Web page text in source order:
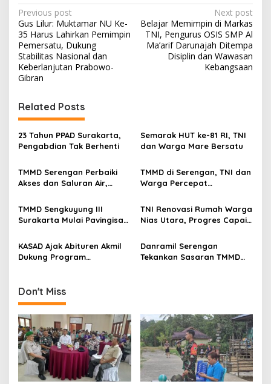
P
o
s
t
n
a
v
i
g
a
t
i
o
Previous post
Gus Lilur: Muktamar NU Ke-
35 Harus Lahirkan Pemimpin
Pemersatu, Dukung
Stabilitas Nasional dan
Keberlanjutan Prabowo-
Gibran
Next post
Belajar Memimpin di Markas
TNI, Pengurus OSIS SMP Al
Ma’arif Darunajah Ditempa
Disiplin dan Wawasan
Kebangsaan
Related Posts
23 Tahun PPAD Surakarta,
Pengabdian Tak Berhenti
Semarak HUT ke-81 RI, TNI
dan Warga Mare Bersatu
TMMD Serengan Perbaiki
Akses dan Saluran Air,
TMMD di Serengan, TNI dan
Warga Percepat
TMMD Sengkuyung III
Surakarta Mulai Pavingisasi
TNI Renovasi Rumah Warga
Nias Utara, Progres Capai
KASAD Ajak Abituren Akmil
Dukung Program
Danramil Serengan
Tekankan Sasaran TMMD
Don't Miss